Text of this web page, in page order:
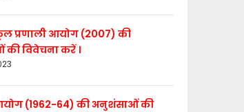
प्रणाली आयोग (2007) की
विवेचना करें ।
(1962-64) की अनुशंसाओं की